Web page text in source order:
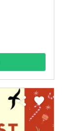
share favorite